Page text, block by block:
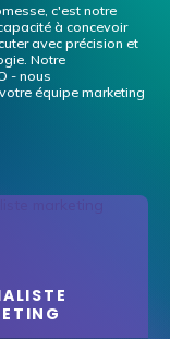
c'est notre
à concevoir
avec précision et
Notre
- nous
équipe marketing